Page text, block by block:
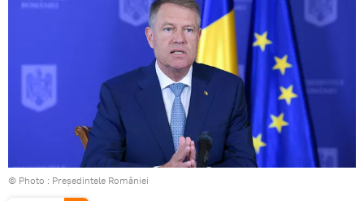
© Photo : Președintele României